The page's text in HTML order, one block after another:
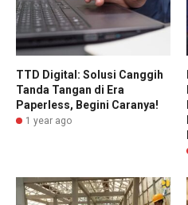
TTD Digital: Solusi Canggih
Tanda Tangan di Era
Paperless, Begini Caranya!
1 year ago